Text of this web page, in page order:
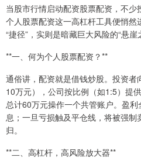
当股市行情启动配资股票配资，不少
个人股票配资这一高杠杆工具便悄
“捷径”，实则是暗藏巨大风险的“悬崖
**一、何为个人股票配资？**
通俗讲，配资就是借钱炒股。投资
10万元），公司按比例（如1:5）提
总计60万元操作一个共管账户。盈
息；一旦亏损触及平仓线，将被强
归。
**二、高杠杆，高风险放大器**